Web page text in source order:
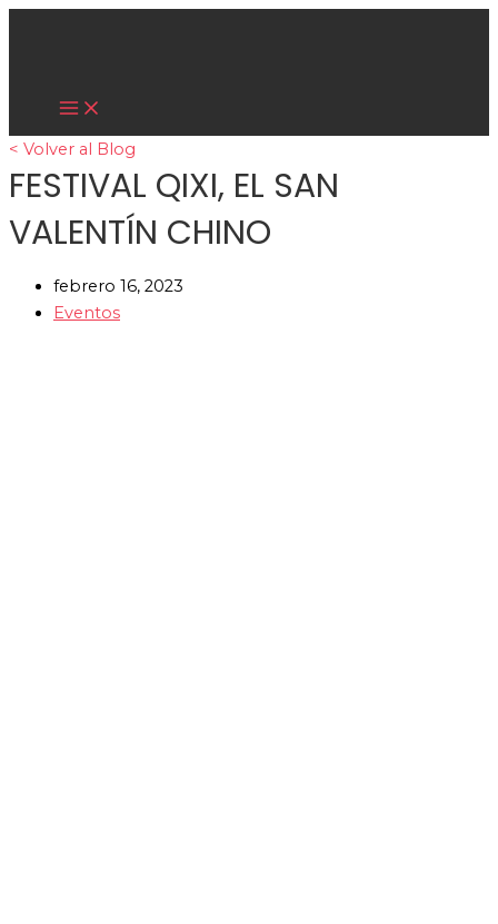
Ir
Main
< Volver al Blog
FESTIVAL QIXI, EL SAN
VALENTÍN CHINO
febrero 16, 2023
Eventos